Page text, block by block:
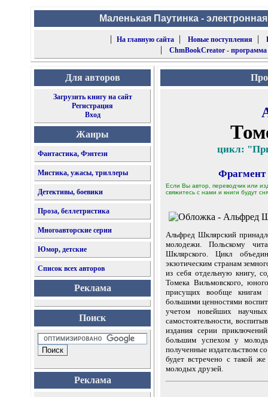
Маленькая Паутинка -
|
На главную сайта| Новые поступления |
| ChmBookCreator -
Для авторов
Загрузить книгу на сайт
Регистрация
Вход
Жанры
Фантастика, Фэнтези
Мистика, ужасы, триллеры
Детективы, боевики
Проза, беллетристика
Многоавторские серии
Юмор, детские
Список всех авторов
Реклама
Поиск
Реклама
цикл:
Фрагмент
Если Вы автор, переводчик или
свяжитесь с нами и книги будут
Альфред Шклярский
молодежи. Польскому
Шклярского. Цикл
экзотическим странам
из себя отдельную книгу,
Томека Вильмовского,
присущих вообще книгам
большими ценностями
учетом новейших
самостоятельности,
издания серии
большим успехом у
полученные издательством
будет встречено с такой
молодых друзей.